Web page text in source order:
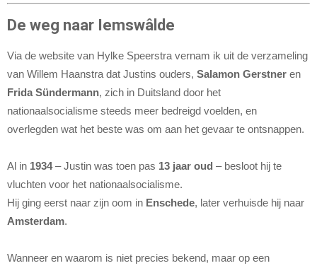
De weg naar Iemswâlde
Via de website van Hylke Speerstra vernam ik uit de verzameling
van Willem Haanstra dat Justins ouders, Salamon Gerstner en
Frida Sündermann, zich in Duitsland door het
nationaalsocialisme steeds meer bedreigd voelden, en
overlegden wat het beste was om aan het gevaar te ontsnappen.
Al in 1934– Justin was toen pas 13 jaar oud – besloot hij te
vluchten voor het nationaalsocialisme.
Hij ging eerst naar zijn oom in Enschede, later verhuisde hij naar
Amsterdam.
Wanneer en waarom is niet precies bekend, maar op een